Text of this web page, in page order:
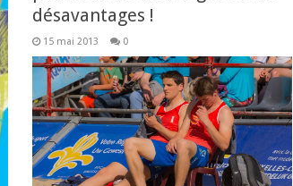
désavantages !
15 mai 2013 0